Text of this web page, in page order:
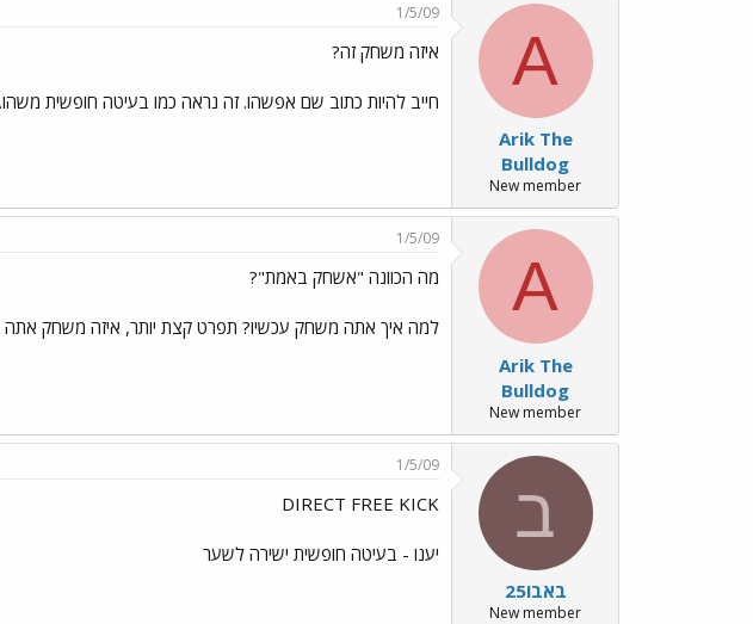
A
Arik The
Bulldog
New member
1/5/09
איזה משחק זה?
חייב להיות כתוב שם אפשהו. זה נראה כמו בעיטה חופשית
A
Arik The
Bulldog
New member
1/5/09
מה הכוונה "אשחק באמת"?
למה איך אתה משחק עכשיו? תפרט קצת יותר, איזה משחק אתה
ב
באבו25
New member
1/5/09
DIRECT FREE KICK
יענו - בעיטה חופשית ישירה לשער